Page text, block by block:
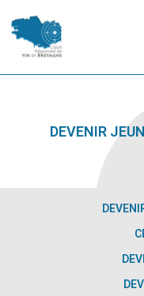
DEVENIR